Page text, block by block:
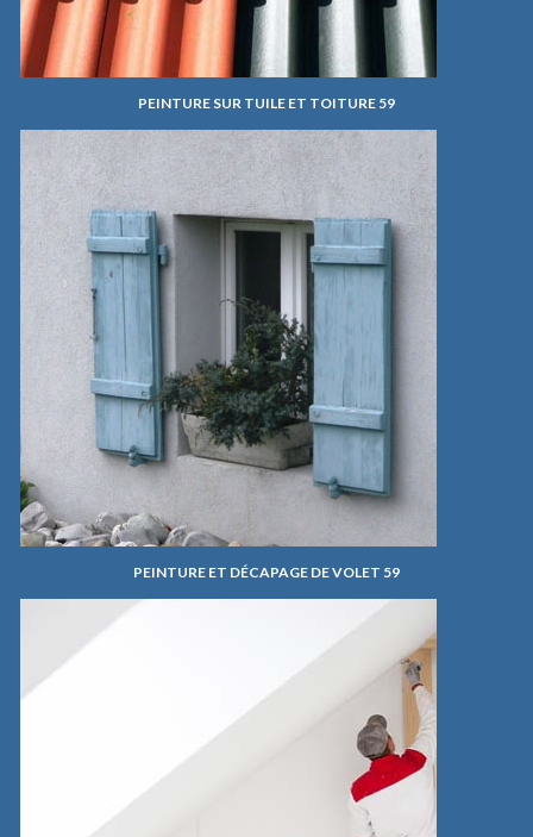
PEINTURE SUR TUILE ET TOITURE 59
PEINTURE ET DÉCAPAGE DE VOLET 59